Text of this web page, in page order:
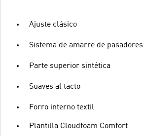
Ajuste clásico
Sistema de amarre de pasadores
Parte superior sintética
Suaves al tacto
Forro interno textil
Plantilla Cloudfoam Comfort